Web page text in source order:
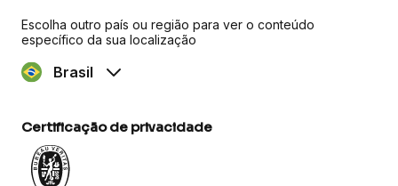
Escolha outro país ou região para ver o conteúdo
específico da sua localização
Brasil
Certificação de privacidade